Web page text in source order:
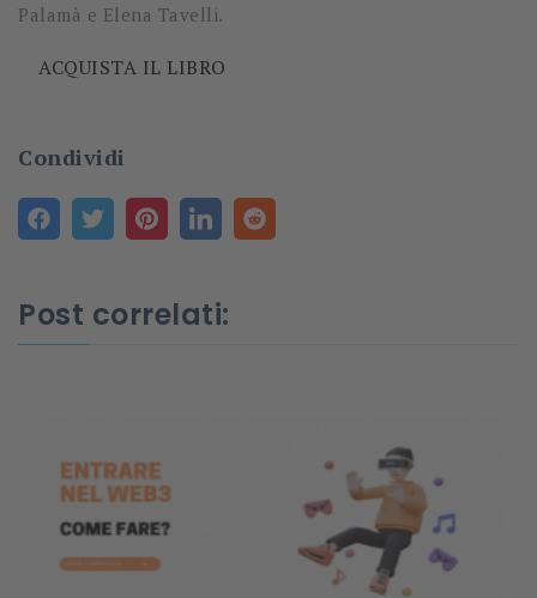
Palamà e Elena Tavelli.
ACQUISTA IL LIBRO
Condividi
Post correlati: